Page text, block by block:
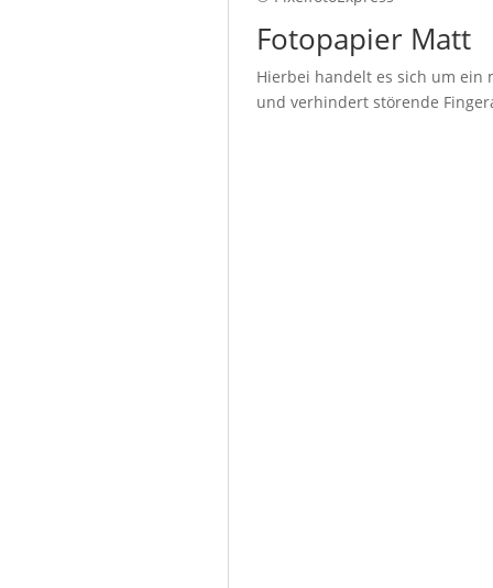
Fotopapier Matt
Hierbei handelt es sich um ein
und verhindert störende